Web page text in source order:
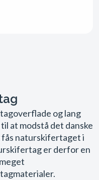
og lang
at modstå det danske
fås naturskifertaget i
er derfor en